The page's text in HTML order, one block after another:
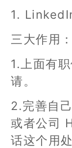
1.
三大作用：
1.上面有
请。
2.完善自
或者公司
话这个用